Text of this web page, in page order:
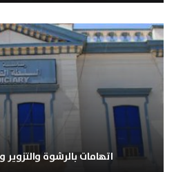
اتهامات بالرشوة والتزوير